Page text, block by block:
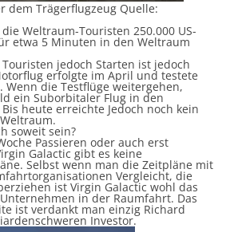
dem Trägerflugzeug Quelle:
Weltraum-Touristen 250.000 US-
etwa 5 Minuten in den Weltraum
jedoch Starten ist jedoch
erfolgte im April und testete
die Testflüge weitergehen,
ein Suborbitaler Flug in den
heute erreichte Jedoch noch kein
soweit sein?
Passieren oder auch erst
Galactic gibt es keine
Selbst wenn man die Zeitpläne mit
Vergleicht, die
ist Virgin Galactic wohl das
in der Raumfahrt. Das
ist verdankt man einzig Richard
Investor.